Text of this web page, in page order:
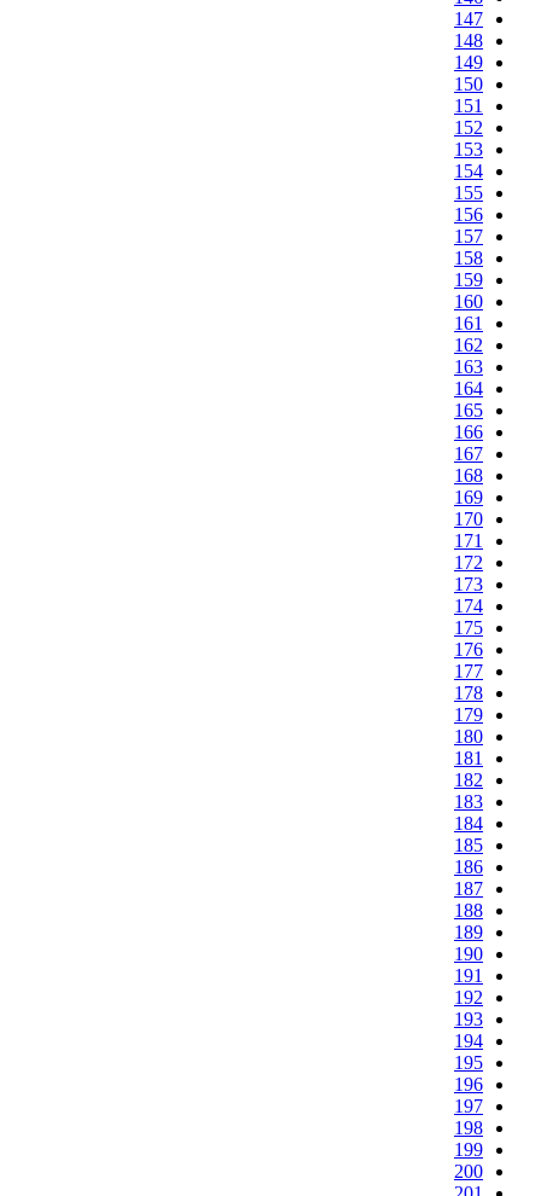
147
148
149
150
151
152
153
154
155
156
157
158
159
160
161
162
163
164
165
166
167
168
169
170
171
172
173
174
175
176
177
178
179
180
181
182
183
184
185
186
187
188
189
190
191
192
193
194
195
196
197
198
199
200